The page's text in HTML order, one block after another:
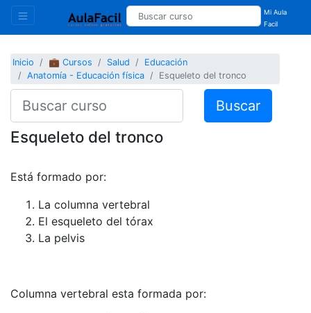
Mi Aula
Facil
Inicio 💼 Cursos Salud
Educación
Anatomía - Educación física
Esqueleto del tronco
Buscar
Esqueleto del tronco
Está formado por:
La columna vertebral
El esqueleto del tórax
La pelvis
Columna vertebral esta formada por: